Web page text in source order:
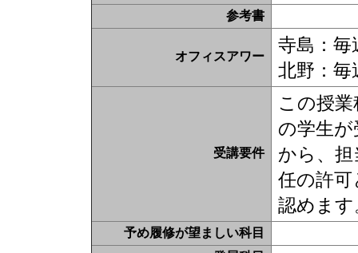
参考書
オフィスアワー
寺島：毎
北野：毎
受講要件
この授
の学生
から、
任の許
認めます
予め履修が望ましい科目